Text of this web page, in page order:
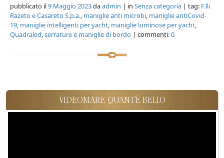
pubblicato il9 Maggio 2023daadmin | in Senza categoria | tag: F.lli
Razeto e Casareto S.p.a., maniglie anti microbi, maniglie antiCovid-
19, maniglie intelligenti per yacht, maniglie luminose per yacht,
Quadraled,serrature e maniglie di bordo | commenti:0
VIDEOMARE QUANT'È BELLO